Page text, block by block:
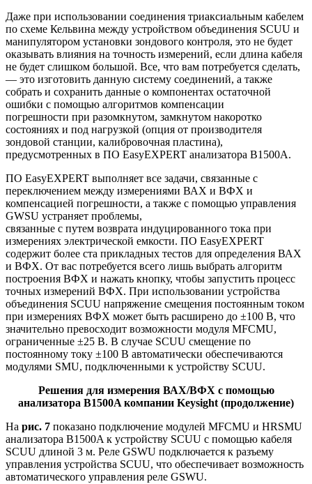
Даже при использовании соединения триаксиальным кабелем
по схеме Кельвина между устройством объединения SCUU и
манипулятором установки зондового контроля, это не будет
оказывать влияния на точность измерений, если длина кабеля
не будет слишком большой. Все, что вам потребуется сделать,
— это изготовить данную систему соединений, а также
собрать и сохранить данные о компонентах остаточной
ошибки с помощью алгоритмов компенсации
погрешности при разомкнутом, замкнутом накоротко
состояниях и под нагрузкой (опция от производителя
зондовой станции, калибровочная пластина),
предусмотренных в ПО EasyEXPERT анализатора B1500A.
ПО EasyEXPERT выполняет все задачи, связанные с
переключением между измерениями ВАХ и ВФХ и
компенсацией погрешности, а также с помощью управления
GWSU устраняет проблемы,
связанные с путем возврата индуцированного тока при
измерениях электрической емкости. ПО EasyEXPERT
содержит более ста прикладных тестов для определения ВАХ
и ВФХ. От вас потребуется всего лишь выбрать алгоритм
построения ВФХ и нажать кнопку, чтобы запустить процесс
точных измерений ВФХ. При использовании устройства
объединения SCUU напряжение смещения постоянным током
при измерениях ВФХ может быть расширено до ±100 В, что
значительно превосходит возможности модуля MFCMU,
ограниченные ±25 В. В случае SCUU смещение по
постоянному току ±100 В автоматически обеспечиваются
модулями SMU, подключенными к устройству SCUU.
Решения для измерения ВАХ/ВФХ с помощью
анализатора B1500A компании Keysight (продолжение)
На рис. 7 показано подключение модулей MFCMU и HRSMU
анализатора B1500A к устройству SCUU с помощью кабеля
SCUU длиной 3 м. Реле GSWU подключается к разъему
управления устройства SCUU, что обеспечивает возможность
автоматического управления реле GSWU.